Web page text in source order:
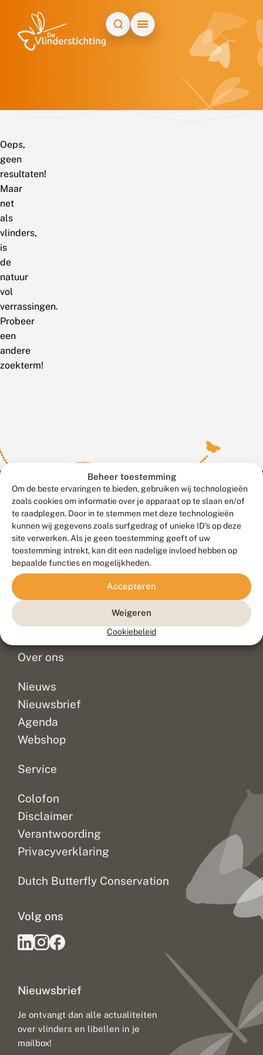
Beheer toestemming
Om de beste ervaringen te bieden, gebruiken wij technologieën
zoals cookies om informatie over je apparaat op te slaan en/of
te raadplegen. Door in te stemmen met deze technologieën
kunnen wij gegevens zoals surfgedrag of unieke ID's op deze
site verwerken. Als je geen toestemming geeft of uw
toestemming intrekt, kan dit een nadelige invloed hebben op
bepaalde functies en mogelijkheden.
Accepteren
Weigeren
Cookiebeleid
Oeps,
geen
resultaten!
Maar
net
als
vlinders,
is
de
natuur
vol
verrassingen.
Probeer
een
andere
zoekterm!
Contact
Veelgestelde vragen
Doneer
Over ons
Nieuws
Nieuwsbrief
Agenda
Webshop
Service
Colofon
Disclaimer
Verantwoording
Privacyverklaring
Dutch Butterfly Conservation
Nieuwsbrief
Je ontvangt dan alle actualiteiten
over vlinders en libellen in je
mailbox!
Volg ons
Meld waarnemingen© 2026 Vlinderstichting
Duurzaam ontwikkeld door
Go2People
, ontworpen door
Blue Field Agency
Privacy
Disclaimer
Sitemap